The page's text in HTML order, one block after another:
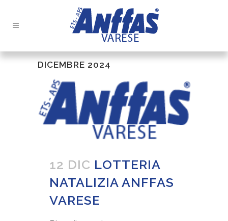
DICEMBRE 2024
12 DIC LOTTERIA
NATALIZIA ANFFAS
VARESE